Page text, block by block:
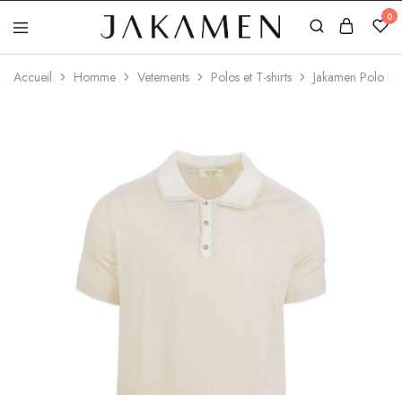
Jakamen
Algérie
0
Accueil Homme Vetements Polos et T-shirts Jakamen Polo